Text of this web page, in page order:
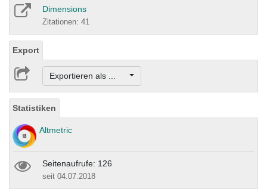
Dimensions
Zitationen: 41
Export
Exportieren als ...
Statistiken
Altmetric
Seitenaufrufe: 126
seit 04.07.2018